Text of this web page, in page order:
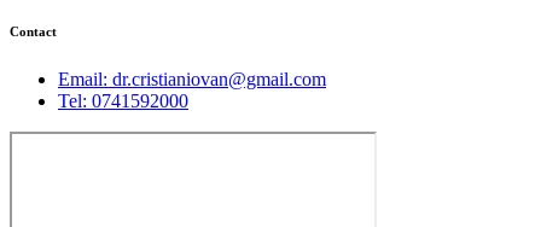
Contact
Email: dr.cristianiovan@gmail.com
Tel: 0741592000